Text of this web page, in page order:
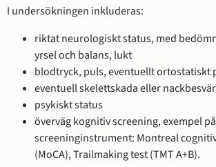
I undersökningen inkluderas:
riktat neurologiskt status, med
yrsel och balans, lukt
blodtryck, puls, eventuellt ortostatiskt
eventuell skelettskada eller nackbesvär
psykiskt status
överväg kognitiv screening, exempel på
screeninginstrument: Montreal
(MoCA), Trailmaking test (TMT A+B).